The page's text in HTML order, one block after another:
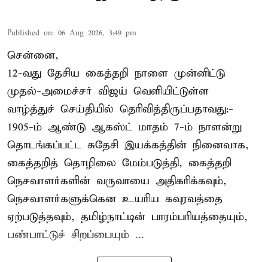
Published on: 06 Aug 2026, 3:49 pm
சென்னை,
12-வது தேசிய கைத்தறி நாளை முன்னிட்டு
முதல்-அமைச்சர் விஜய் வெளியிட்டுள்ள
வாழ்த்துச் செய்தியில் தெரிவித்திருப்பதாவது:-
1905-ம் ஆண்டு ஆகஸ்ட் மாதம் 7-ம் நாளன்று
தொடங்கப்பட்ட சுதேசி இயக்கத்தின் நினைவாக,
கைத்தறித் தொழிலை மேம்படுத்தி, கைத்தறி
நெசவாளர்களின் வருவாயை அதிகரிக்கவும்,
நெசவாளர்களுக்கென உயரிய கவுரவத்தை
ஏற்படுத்தவும், தமிழ்நாட்டின் பாரம்பரியத்தையும்,
பண்பாட்டுச் சிறப்பையும் ...